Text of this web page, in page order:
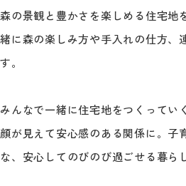
森の景観と豊かさを楽しめる住宅地
緒に森の楽しみ方や手入れの仕方、
す。
みんなで一緒に住宅地をつくってい
顔が見えて安心感のある関係に。子
な、安心してのびのび過ごせる暮ら